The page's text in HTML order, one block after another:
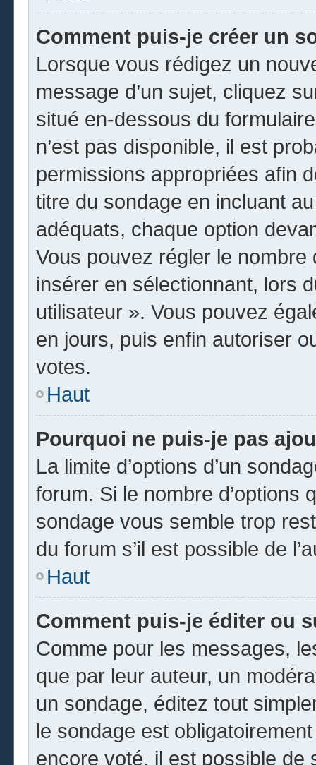
Comment puis-je créer un
Lorsque vous rédigez un
message d’un sujet, cliquez
situé en-dessous du
n’est pas disponible, il est
permissions appropriées afin
titre du sondage en incluant
adéquats, chaque option
Vous pouvez régler le nombre
insérer en sélectionnant, lors
utilisateur ». Vous pouvez
en jours, puis enfin autoriser
votes.
Haut
Pourquoi ne puis-je pas
La limite d’options d’un
forum. Si le nombre d’options
sondage vous semble trop
du forum s’il est possible de
Haut
Comment puis-je éditer ou
Comme pour les messages,
que par leur auteur, un
un sondage, éditez tout
le sondage est
encore voté, il est possible de